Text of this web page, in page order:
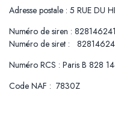
Adresse postale : 5 RUE DU
Numéro de siren : 828146241
Numéro de siret :
Numéro RCS : Paris B 828
Code NAF : 7830Z